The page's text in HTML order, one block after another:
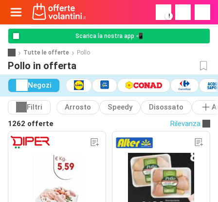
!
Scarica la nostra app 📲
Tutte le offerte Pollo
Pollo in offerta
Negozi
Filtri Arrosto Speedy Disossato
1262 offerte
Rilevanza